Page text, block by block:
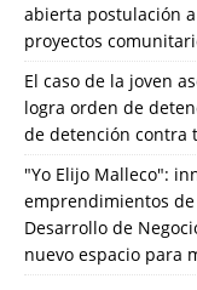
abierta postulación
proyectos
El caso de la joven
logra orden de
de detención contra
"Yo Elijo Malleco":
emprendimientos
Desarrollo de
nuevo espacio para